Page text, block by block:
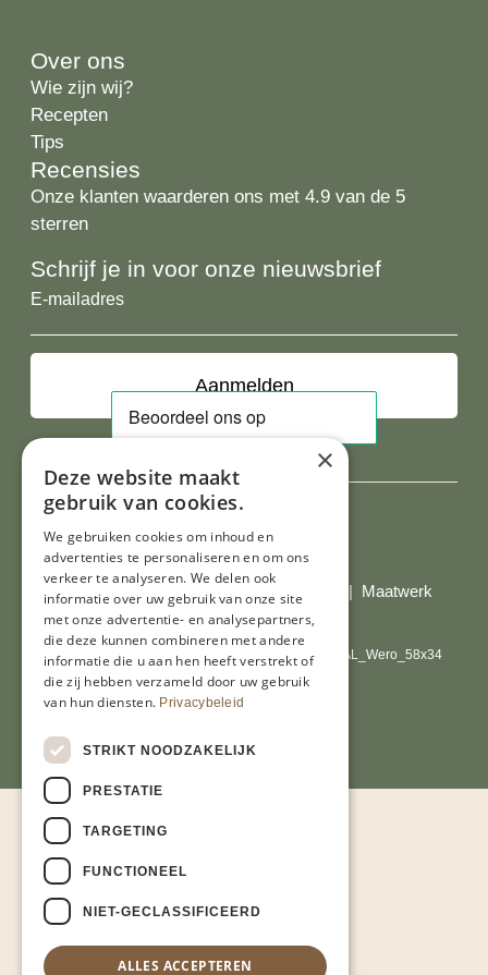
Over ons
Wie zijn wij?
Recepten
Tips
Recensies
Onze klanten waarderen ons met 4.9 van de 5
sterren
Schrijf je in voor onze nieuwsbrief
E-
Al onze prijzen zijn incl. BTW
© Copyright 2026 Limburgs Bakwinkeltje | Maatwerk
website webmix
×
Deze website maakt
gebruik van cookies.
We gebruiken cookies om inhoud en
advertenties te personaliseren en om ons
verkeer te analyseren. We delen ook
informatie over uw gebruik van onze site
met onze advertentie- en analysepartners,
die deze kunnen combineren met andere
informatie die u aan hen heeft verstrekt of
die zij hebben verzameld door uw gebruik
van hun diensten. Privacybeleid
STRIKT NOODZAKELIJK
PRESTATIE
TARGETING
FUNCTIONEEL
NIET-GECLASSIFICEERD
ALLES ACCEPTEREN